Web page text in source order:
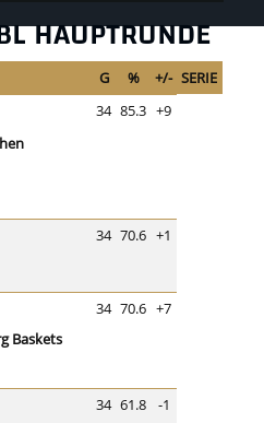
HAUPTRUNDE
G % +/- SERIE
34 85.3 +9
34 70.6 +1
Baskets
34 70.6 +7
34 61.8 -1